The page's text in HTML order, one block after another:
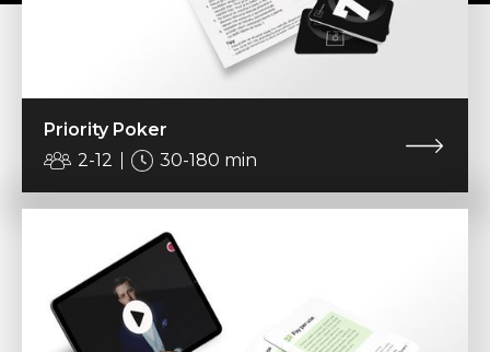
Priority Poker
2-12
30-180 min